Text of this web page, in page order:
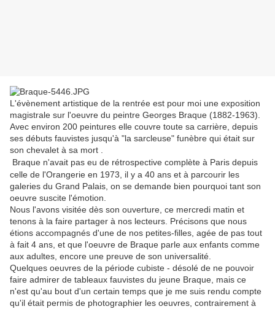
L'évènement artistique de la rentrée est pour moi une exposition
magistrale sur l'oeuvre du peintre Georges Braque (1882-1963).
Avec environ 200 peintures elle couvre toute sa carrière, depuis
ses débuts fauvistes jusqu'à "la sarcleuse" funèbre qui était sur
son chevalet à sa mort .
Braque n'avait pas eu de rétrospective complète à Paris depuis
celle de l'Orangerie en 1973, il y a 40 ans et à parcourir les
galeries du Grand Palais, on se demande bien pourquoi tant son
oeuvre suscite l'émotion.
Nous l'avons visitée dès son ouverture, ce mercredi matin et
tenons à la faire partager à nos lecteurs. Précisons que nous
étions accompagnés d'une de nos petites-filles, agée de pas tout
à fait 4 ans, et que l'oeuvre de Braque parle aux enfants comme
aux adultes, encore une preuve de son universalité.
Quelques oeuvres de la période cubiste - désolé de ne pouvoir
faire admirer de tableaux fauvistes du jeune Braque, mais ce
n'est qu'au bout d'un certain temps que je me suis rendu compte
qu'il était permis de photographier les oeuvres, contrairement à